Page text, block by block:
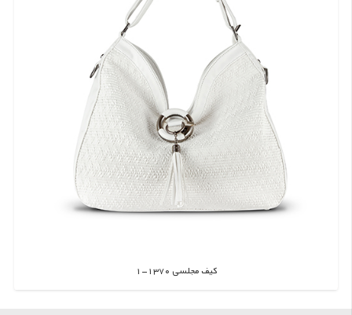
کیف مجلسی 1370-1
اطلاعات بیشتر